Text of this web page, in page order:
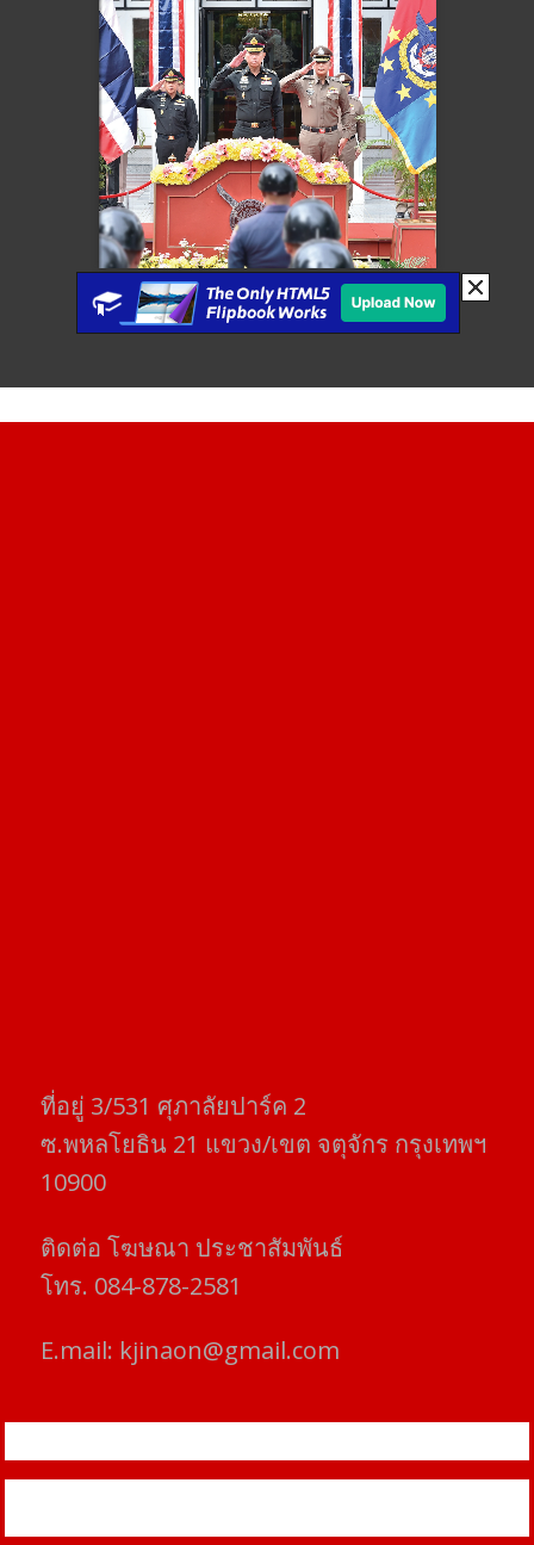
ที่อยู่​ 3/531​ ศุภาลัยปาร์ค​ 2
ซ.พหลโยธิน​ 21​ แขวง/เขต​ จตุจักร​ กรุงเทพฯ
10900
ติดต่อ​ โฆษณา​ ประชาสัมพันธ์
โทร​. 084-878-2581
E.mail: kjinaon@gmail.com